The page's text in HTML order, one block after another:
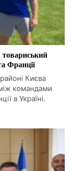
товариський
Франції
Києва
командами
в Україні.